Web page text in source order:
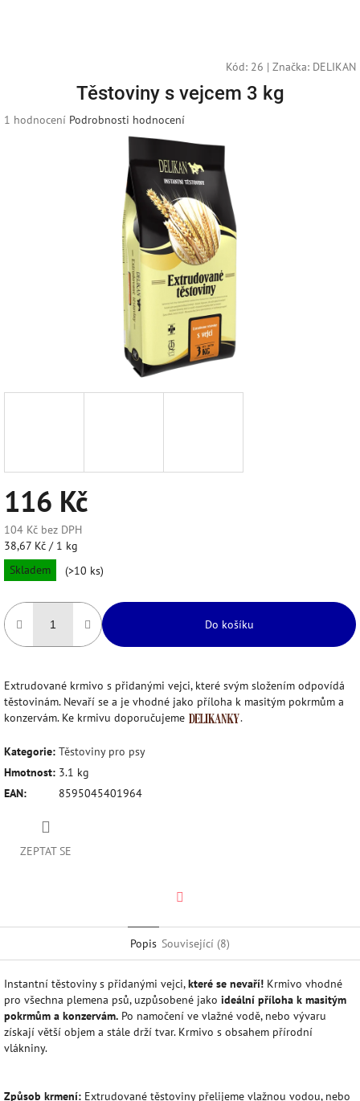
košík
Kód: 26 | Značka: DELIKAN
Těstoviny s vejcem 3 kg
Průměrné
1 hodnocení Podrobnosti hodnocení
116 Kč
104 Kč bez DPH
Měrná
cena:
38,67 Kč / 1 kg
Skladem
(>10 ks)
Do košíku
Extrudované krmivo s přidanými vejci, které svým složením odpovídá
těstovinám. Nevaří se a je vhodné jako příloha k masitým pokrmům a
konzervám. Ke krmivu doporučujeme
.
Kategorie: Těstoviny pro psy
Hmotnost: 3.1 kg
EAN: 8595045401964
ZEPTAT SE
Popis Související (8)
Instantní těstoviny s přidanými vejci,které se nevaří! Krmivo vhodné
pro všechna plemena psů, uzpůsobené jako ideální příloha k masitým
pokrmům a konzervám. Po namočení ve vlažné vodě, nebo vývaru
získají větší objem a stále drží tvar. Krmivo s obsahem přírodní
vlákniny.
Způsob krmení: Extrudované těstoviny přelijeme vlažnou vodou, nebo